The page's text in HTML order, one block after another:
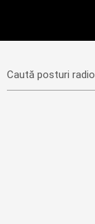
Caută posturi radio